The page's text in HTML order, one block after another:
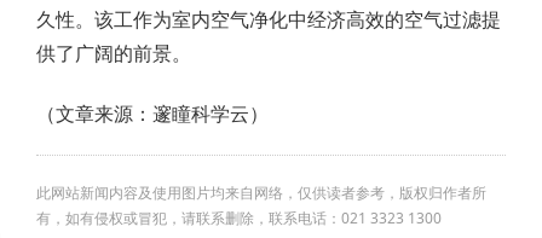
久性。该工作为室内空气净化中经济高效的空气过滤提
供了广阔的前景。
（文章来源：邃瞳科学云）
此网站新闻内容及使用图片均来自网络，仅供读者参考，版权归作者所
有，如有侵权或冒犯，请联系删除，联系电话：021 3323 1300